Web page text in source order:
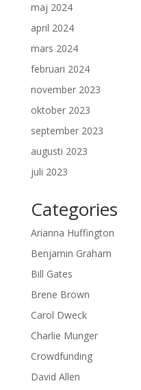
maj 2024
april 2024
mars 2024
februari 2024
november 2023
oktober 2023
september 2023
augusti 2023
juli 2023
Categories
Arianna Huffington
Benjamin Graham
Bill Gates
Brene Brown
Carol Dweck
Charlie Munger
Crowdfunding
David Allen